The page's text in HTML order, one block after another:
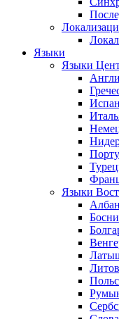
Языки
Языки
Языки